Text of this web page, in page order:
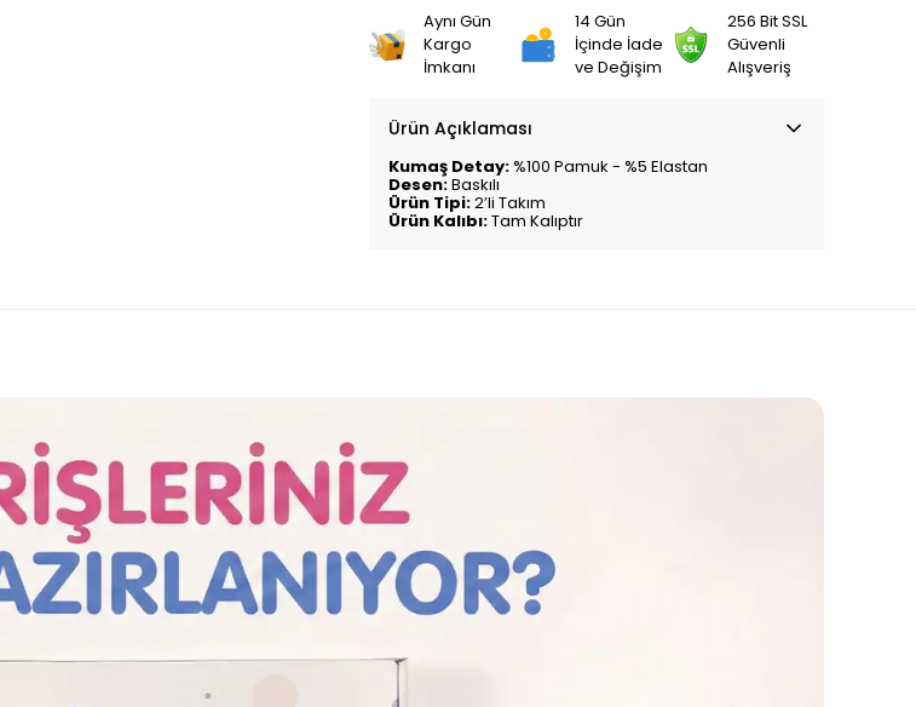
Aynı Gün
Kargo
İmkanı
14 Gün
İçinde İade
ve Değişim
256 Bit SSL
Güvenli
Alışveriş
Ürün Açıklaması
Kumaş Detay:%100 Pamuk - %5 Elastan
Desen:Baskılı
Ürün Tipi:2’li Takım
Ürün Kalıbı:Tam Kalıptır